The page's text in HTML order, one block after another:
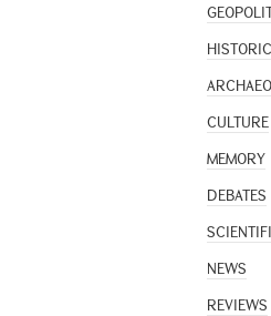
CULTURE
MEMORY
DEBATES
NEWS
REVIEWS